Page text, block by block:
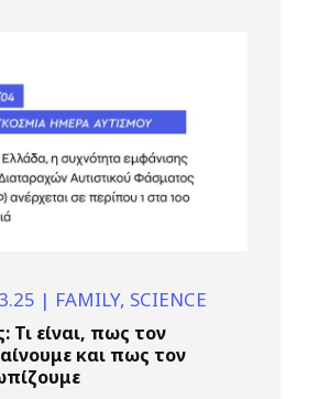
Τι είναι, πως τον
και πως τον
| FAMILY, SCIENCE